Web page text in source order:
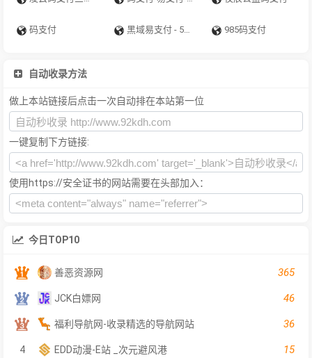
码支付 黑域易支付 - 5年老牌易支付官网个人免签约API支付接口平台 985码支付
自动收录方法
做上本站链接后点击一次自动排在本站第一位
一键复制下方链接:
使用https://安全证书的网站需要在头部加入：
今日TOP10
善恶资源网 365
JCK白嫖网 46
福利导航网-收录精选的导航网站 36
4 EDD动漫-E站 _次元避风港 15